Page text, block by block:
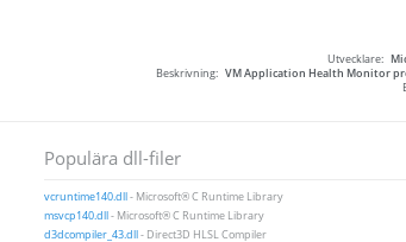
NL
Utvecklare:
Beskrivning: VM Application Health Monitor
Populära dll-filer
vcruntime140.dll- Microsoft® C Runtime Library
msvcp140.dll- Microsoft® C Runtime Library
d3dcompiler_43.dll- Direct3D HLSL Compiler